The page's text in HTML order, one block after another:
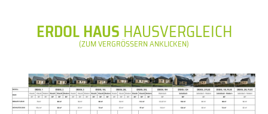
ERDOL HAUS HAUSVERGLEICH
(ZUM VERGRÖSSERN ANKLICKEN)